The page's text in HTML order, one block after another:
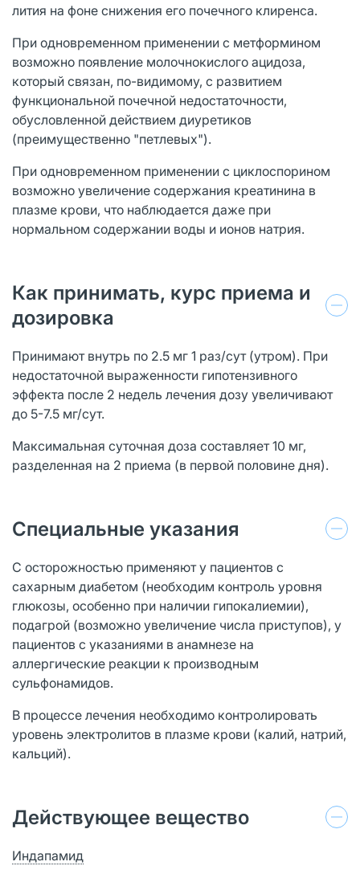
лития на фоне снижения его почечного клиренса.
При одновременном применении с метформином
возможно появление молочнокислого ацидоза,
который связан, по-видимому, с развитием
функциональной почечной недостаточности,
обусловленной действием диуретиков
(преимущественно "петлевых").
При одновременном применении с циклоспорином
возможно увеличение содержания креатинина в
плазме крови, что наблюдается даже при
нормальном содержании воды и ионов натрия.
Как принимать, курс приема и
дозировка
Принимают внутрь по 2.5 мг 1 раз/сут (утром). При
недостаточной выраженности гипотензивного
эффекта после 2 недель лечения дозу увеличивают
до 5-7.5 мг/сут.
Максимальная суточная доза составляет 10 мг,
разделенная на 2 приема (в первой половине дня).
Специальные указания
С осторожностью применяют у пациентов с
сахарным диабетом (необходим контроль уровня
глюкозы, особенно при наличии гипокалиемии),
подагрой (возможно увеличение числа приступов), у
пациентов с указаниями в анамнезе на
аллергические реакции к производным
сульфонамидов.
В процессе лечения необходимо контролировать
уровень электролитов в плазме крови (калий, натрий,
кальций).
Действующее вещество
Индапамид